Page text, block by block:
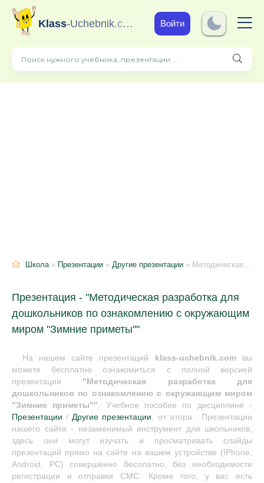
Klass-Uchebnik.com Войти
Школа» Презентации » Другие презентации » Методическая разработка для дошкольников по ознакомлению с окружающим миром "Зимние приметы"
Презентация - "Методическая разработка для
дошкольников по ознакомлению с окружающим
миром "Зимние приметы""
На нашем сайте презентаций klass-uchebnik.comвы
можете бесплатно ознакомиться с полной версией
презентации "Методическая разработка для
дошкольников по ознакомлению с окружающим миром
"Зимние приметы"". Учебное пособие по дисциплине -
Презентации /Другие презентации, от атора . Презентации
нашего сайта - незаменимый инструмент для школьников,
здесь они могут изучать и просматривать слайды
презентаций прямо на сайте на вашем устройстве (IPhone,
Android, PC) совершенно бесплатно, без необходимости
регистрации и отправки СМС. Кроме того, у вас есть